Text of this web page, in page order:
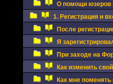
О помощи юзеров
1. Регистрация и
После
Я
При заходе на
Как изменить
Как мне